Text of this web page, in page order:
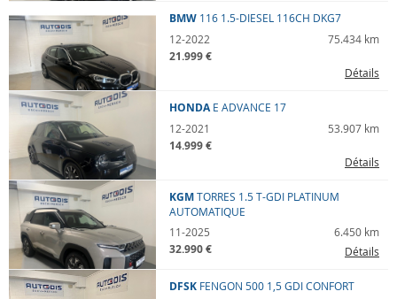
BMW 116 1.5-DIESEL 116CH DKG7
12-2022
75.434 km
21.999 €
Détails
HONDA E ADVANCE 17
12-2021
53.907 km
14.999 €
Détails
KGMTORRES 1.5 T-GDI PLATINUM
AUTOMATIQUE
11-2025
6.450 km
32.990 € Détails
DFSK FENGON 500 1,5 GDI CONFORT